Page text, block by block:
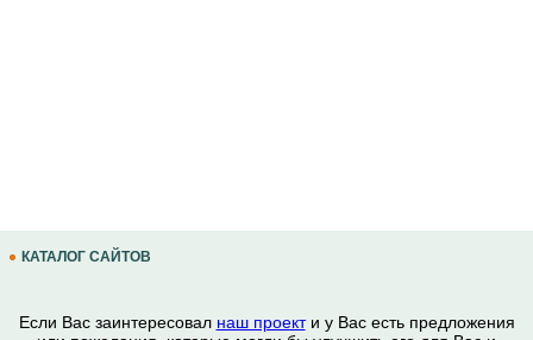
КАТАЛОГ САЙТОВ
Если Вас заинтересовал наш проекти у Вас есть предложения